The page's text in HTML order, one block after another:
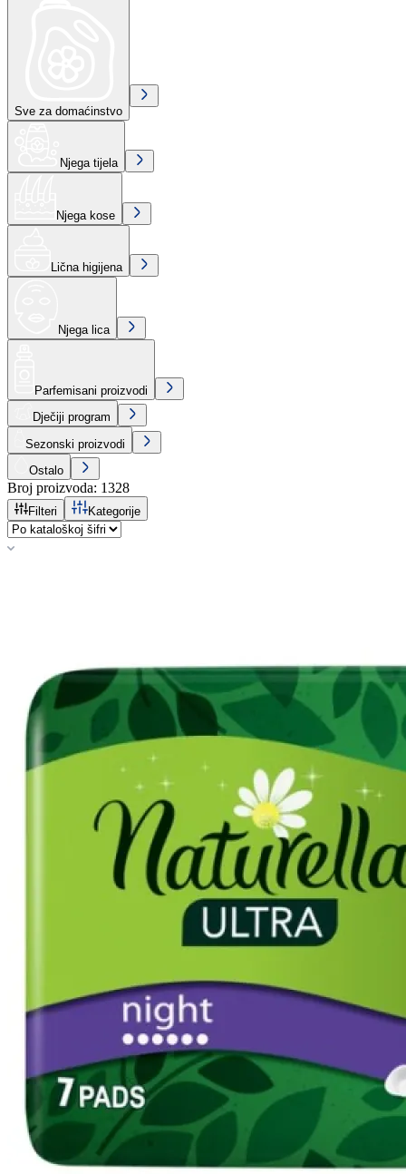
Sve za domaćinstvo
Njega tijela
Njega kose
Lična higijena
Njega lica
Parfemisani proizvodi
Dječiji program
Sezonski proizvodi
Ostalo
Broj proizvoda: 1328
Filteri Kategorije